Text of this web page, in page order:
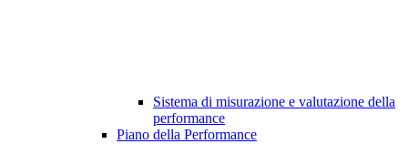
Sistema di misurazione e valutazione della
performance
Piano della Performance